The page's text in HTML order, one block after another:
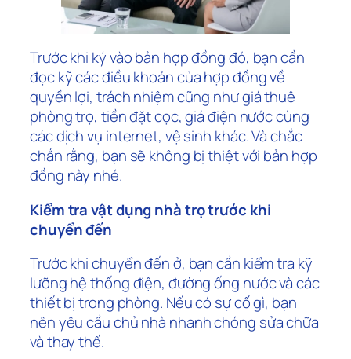
Trước khi ký vào bản hợp đồng đó, bạn cần
đọc kỹ các điều khoản của hợp đồng về
quyền lợi, trách nhiệm cũng như giá thuê
phòng trọ, tiền đặt cọc, giá điện nước cùng
các dịch vụ internet, vệ sinh khác. Và chắc
chắn rằng, bạn sẽ không bị thiệt với bản hợp
đồng này nhé.
Kiểm tra vật dụng nhà trọ trước khi
chuyển đến
Trước khi chuyển đến ở, bạn cần kiểm tra kỹ
lưỡng hệ thống điện, đường ống nước và các
thiết bị trong phòng. Nếu có sự cố gì, bạn
nên yêu cầu chủ nhà nhanh chóng sửa chữa
và thay thế.